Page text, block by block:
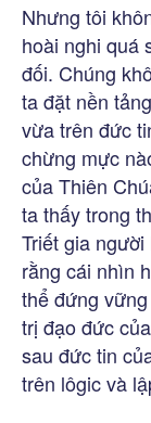
Nhưng tôi
hoài nghi quá
đối. Chúng
ta đặt nền
vừa trên đức
chừng mực
của Thiên
ta thấy trong
Triết gia
rằng cái nhìn
thể đứng
trị đạo đức
sau đức tin
trên lôgic và